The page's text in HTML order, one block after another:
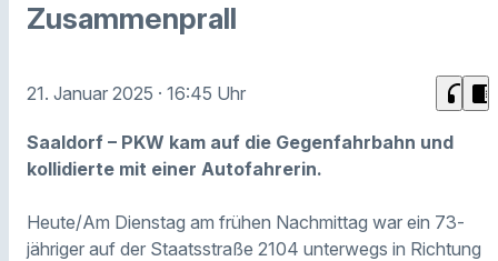
Zusammenprall
21. Januar 2025 · 16:45 Uhr headphones chrome_reader_mode
Saaldorf – PKW kam auf die Gegenfahrbahn und
kollidierte mit einer Autofahrerin.
Heute/Am Dienstag am frühen Nachmittag war ein 73-
jähriger auf der Staatsstraße 2104 unterwegs in Richtung